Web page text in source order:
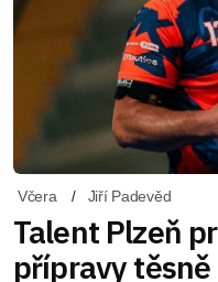
Včera Jiří Padevěd
Talent Plzeň
přípravy těsně